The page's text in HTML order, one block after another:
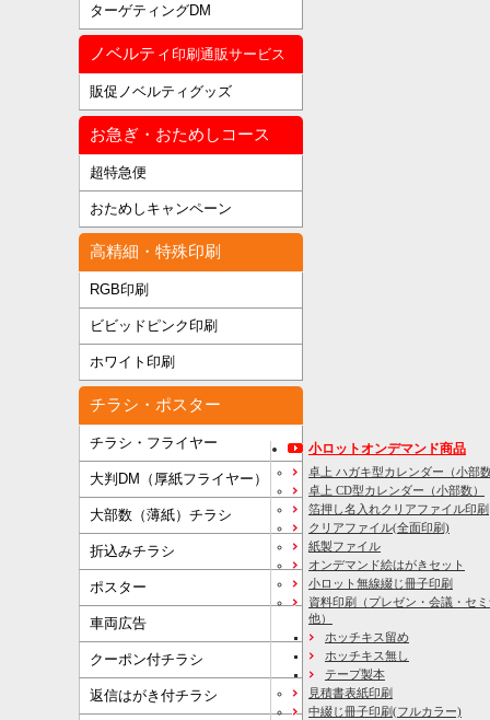
ターゲティングDM
ノベルティ 印刷通販サービス
販促ノベルティグッズ
お急ぎ・おためしコース
超特急便
おためしキャンペーン
高精細・特殊印刷
RGB印刷
ビビッドピンク印刷
ホワイト印刷
チラシ・ポスター
チラシ・フライヤー
大判DM（厚紙フライヤー）
大部数（薄紙）チラシ
折込みチラシ
ポスター
車両広告
クーポン付チラシ
返信はがき付チラシ
小ロットオンデマンド商品
卓上 ハガキ型カレンダー（小部
卓上 CD型カレンダー（小部数）
箔押し名入れクリアファイル印刷
クリアファイル(全面印刷)
紙製ファイル
オンデマンド絵はがきセット
小ロット無線綴じ冊子印刷
資料印刷
（プレゼン・会議・セ
他）
ホッチキス留め
ホッチキス無し
テープ製本
見積書表紙印刷
中綴じ冊子印刷(フルカラー)